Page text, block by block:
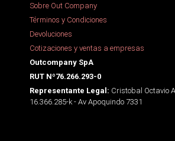
Sobre Out Company
Términos y Condiciones
Devoluciones
Cotizaciones y ventas a empresas
Outcompany SpA
RUT Nº76.266.293-0
Representante Legal: Cristobal Octavio
16.366.285-k - Av Apoquindo 7331